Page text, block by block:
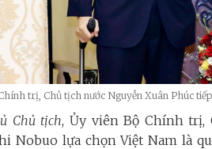
trị, Chủ tịch nước Nguyễn Xuân Phúc
Chủ tịch, Ủy viên Bộ Chính trị,
Nobuo lựa chọn Việt Nam là